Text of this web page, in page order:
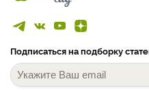
Подписаться на подборку